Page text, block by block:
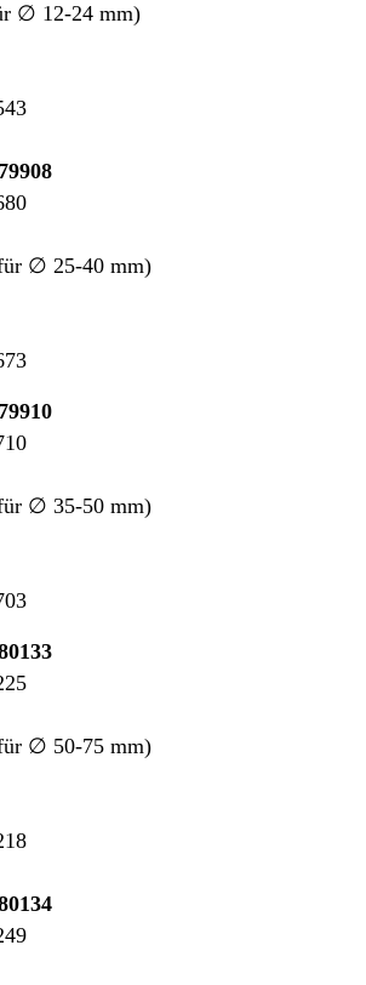
∅ 12-24 mm)
∅ 25-40 mm)
∅ 35-50 mm)
∅ 50-75 mm)